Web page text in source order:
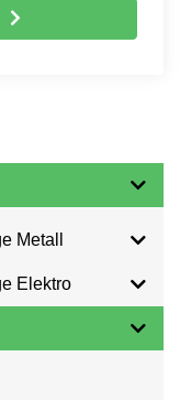
Metall
Elektro